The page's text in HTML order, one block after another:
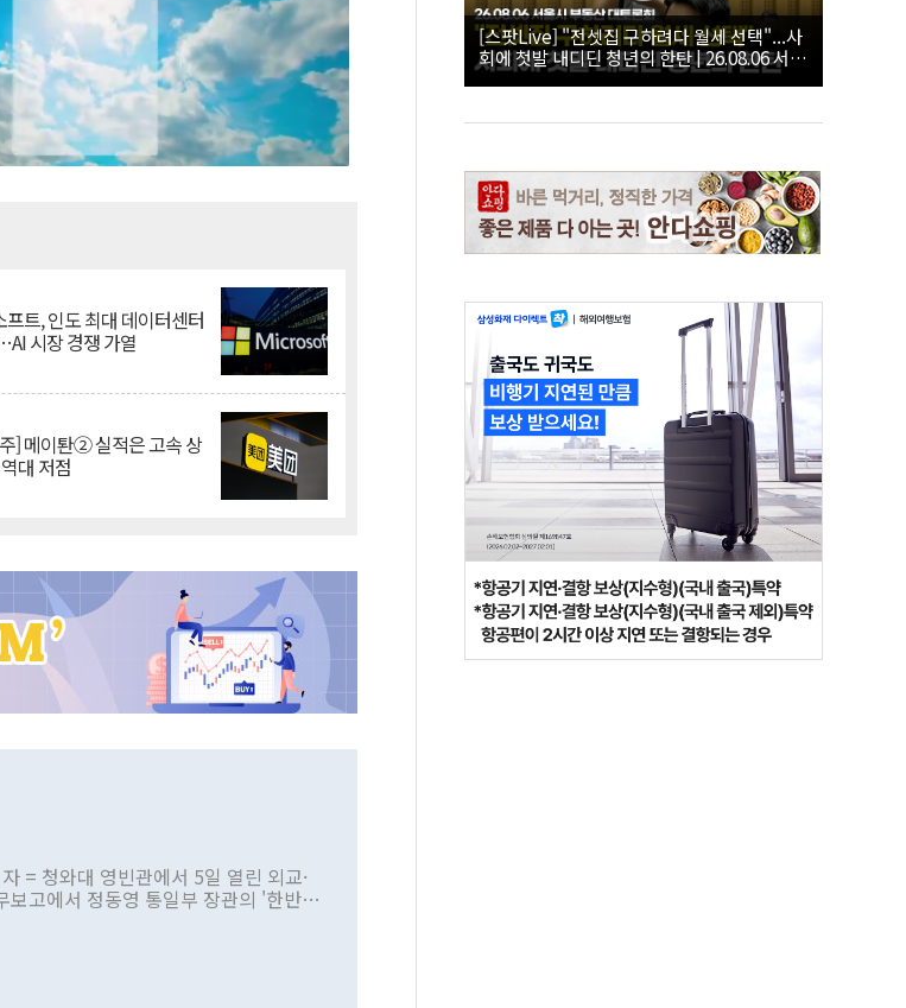
트, 인도 최대 데이터센터
시장 경쟁 가열
] 메이퇀② 실적은 고속 상
대 저점
= 청와대 영빈관에서 5일 열린 외교·
보고에서 정동영 통일부 장관의 '한반도
은 사안을 정책으로 추진하겠다고 공
[스팟Live] "전셋집 구하려다 월세 선택"...사
회에 첫발 내디딘 청년의 한탄 | 26.08.06 서울
시 부동산 대토론회